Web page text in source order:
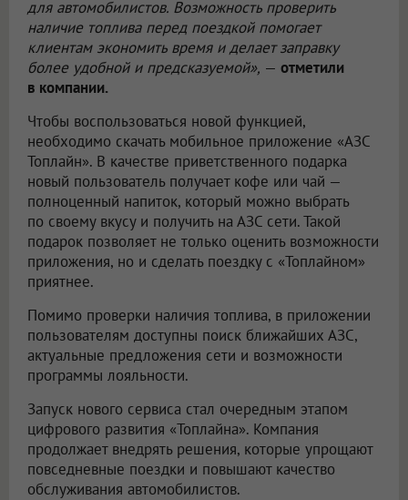
для автомобилистов. Возможность проверить
наличие топлива перед поездкой помогает
клиентам экономить время и делает заправку
более удобной и предсказуемой», — отметили
в компании.
Чтобы воспользоваться новой функцией,
необходимо скачать мобильное приложение «АЗС
Топлайн». В качестве приветственного подарка
новый пользователь получает кофе или чай —
полноценный напиток, который можно выбрать
по своему вкусу и получить на АЗС сети. Такой
подарок позволяет не только оценить возможности
приложения, но и сделать поездку с «Топлайном»
приятнее.
Помимо проверки наличия топлива, в приложении
пользователям доступны поиск ближайших АЗС,
актуальные предложения сети и возможности
программы лояльности.
Запуск нового сервиса стал очередным этапом
цифрового развития «Топлайна». Компания
продолжает внедрять решения, которые упрощают
повседневные поездки и повышают качество
обслуживания автомобилистов.